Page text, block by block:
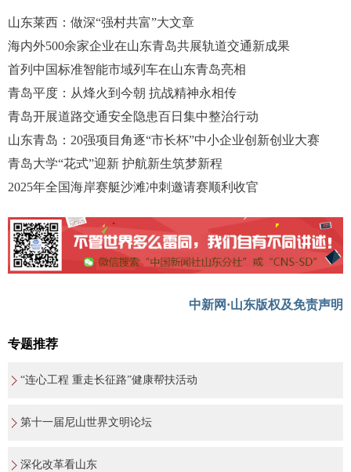
山东莱西：做深“强村共富”大文章
海内外500余家企业在山东青岛共展轨道交通新成果
首列中国标准智能市域列车在山东青岛亮相
青岛平度：从烽火到今朝 抗战精神永相传
青岛开展道路交通安全隐患百日集中整治行动
山东青岛：20强项目角逐“市长杯”中小企业创新创业大赛
青岛大学“花式”迎新 护航新生筑梦新程
2025年全国海岸赛艇沙滩冲刺邀请赛顺利收官
中新网·山东版权及免责声明
专题推荐
“连心工程 重走长征路”健康帮扶活动
第十一届尼山世界文明论坛
深化改革看山东